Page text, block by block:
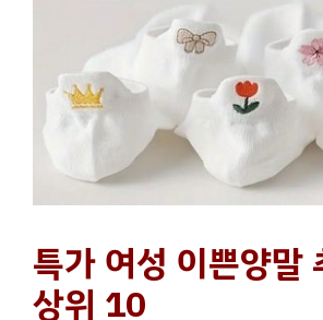
특가 여성 이쁜양말
상위 10